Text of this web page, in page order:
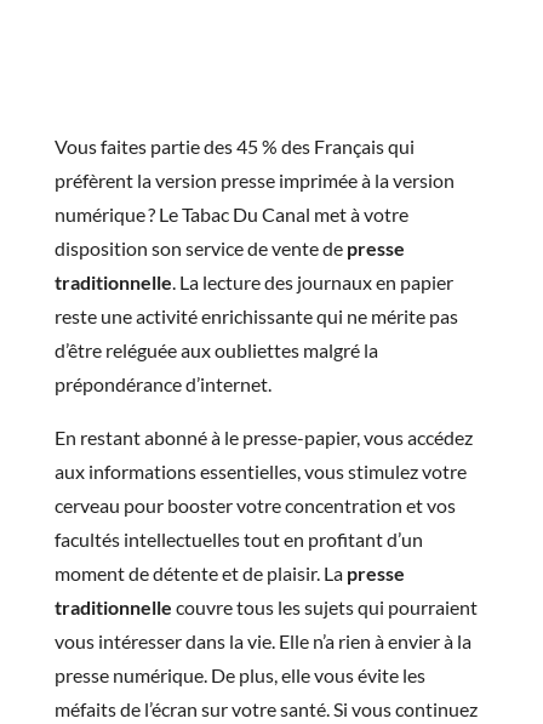
Vous faites partie des 45 % des Français qui
préfèrent la version presse imprimée à la version
numérique ? Le Tabac Du Canal met à votre
disposition son service de vente de presse
traditionnelle . La lecture des journaux en papier
reste une activité enrichissante qui ne mérite pas
d’être reléguée aux oubliettes malgré la
prépondérance d’internet.
En restant abonné à le presse-papier, vous accédez
aux informations essentielles, vous stimulez votre
cerveau pour booster votre concentration et vos
facultés intellectuelles tout en profitant d’un
moment de détente et de plaisir. La presse
traditionnelle couvre tous les sujets qui pourraient
vous intéresser dans la vie. Elle n’a rien à envier à la
presse numérique. De plus, elle vous évite les
méfaits de l’écran sur votre santé. Si vous continuez